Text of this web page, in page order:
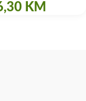
KM